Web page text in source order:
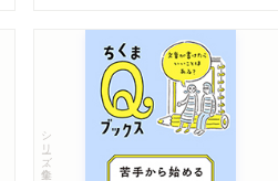
シリーズ・全集